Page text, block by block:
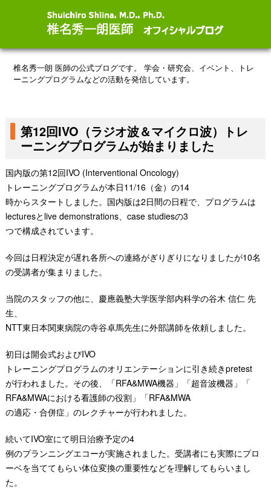
椎名秀一朗 医師の公式ブログです。
学会・研究会、イベント、トレ
ーニングプログラムなどの活動を発信しています。
第12回IVO（ラジオ波＆マイクロ波）トレ
ーニングプログラムが始まりました
国内版の第12回IVO (Interventional Oncology)
トレーニングプログラムが本日11/16（金）の14
時からスタートしました。 国内版は2日間の日程で、プログラムは
lecturesと live demonstrations、 case studiesの3
つで構成されています。
今回は日程決定が遅れ各所への連絡がぎりぎりになりましたが10名
の受講者が集まりました。
当院のスタッフの他に、慶應義塾大学医学部内科学の谷木 信仁 先
生、
NTT東日本関東病院の寺谷卓馬先生に外部講師を依頼しました。
初日は開会式およびIVO
トレーニングプログラムのオリエンテーションに引き続きpretest
が行われました。その後、「RFA&MWA機器」「超音波機器」「
RFA&MWAにおける看護師の役割」「RFA&MWA
の適応・合併症」のレクチャーが行われました。
続いてIVO室にて明日治療予定の4
例のプランニングエコーが実施されました。受講者にも実際にプロ
ーベを当ててもらい体位変換の重要性などを理解してもらいまし
た。